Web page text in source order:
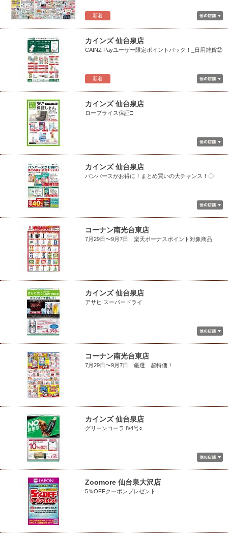
新着
新着
カインズ 仙台泉店
CAINZ Payユーザー限定ポイントバック！_日用雑貨②
カインズ 仙台泉店
ロープライス保証□
カインズ 仙台泉店
パンパースがお得に！まとめ買いの大チャンス！〇
コーナン南光台東店
7月29日〜9月7日 楽天ボーナスポイント対象商品
カインズ 仙台泉店
アサヒ スーパードライ
コーナン南光台東店
7月29日〜9月7日 厳選 超特価！
カインズ 仙台泉店
グリーンコーラ 8/4号○
Zoomore 仙台泉大沢店
5％OFFクーポンプレゼント